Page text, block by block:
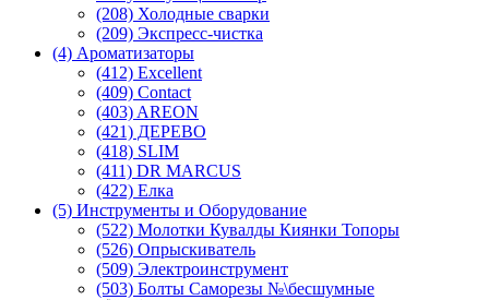
(208) Холодные сварки
(209) Экспреcс-чистка
(4) Ароматизаторы
(412) Excellent
(409) Contact
(403) AREON
(421) ДЕРЕВО
(418) SLIM
(411) DR MARCUS
(422) Елка
(5) Инструменты и Оборудование
(522) Молотки Кувалды Киянки Топоры
(526) Опрыскиватель
(509) Электроинструмент
(503) Болты Саморезы №\бесшумные